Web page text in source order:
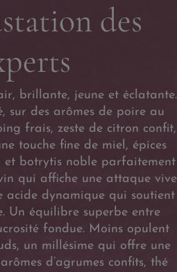
des
brillante, jeune et éclatante.
sur des arômes de poire au
frais, zeste de citron confit,
touche fine de miel, épices
et botrytis noble parfaitement
qui affiche une attaque vive
acide dynamique qui soutient
Un équilibre superbe entre
fondue. Moins opulent
un millésime qui offre une
d’agrumes confits, thé